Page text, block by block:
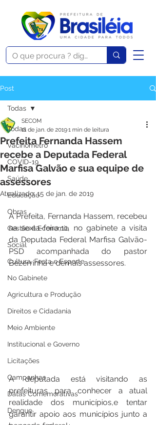
Post
Todas
Vacinômetro
COVID-19
Saúde
Educação
Obras
Gestão e Economia
Social
Cultura, Festa e Esporte
No Gabinete
Agricultura e Produção
Direitos e Cidadania
Meio Ambiente
Institucional e Governo
Licitações
Campanhas
Datas Comemorativas
Dengue
Todas
Prefeita Fernanda Hassem
recebe a Deputada Federal
Marfisa Galvão e sua equipe de
assessores
SECOM
11 de jan. de 20191 min de leitura
Atualizado:15 de jan. de 2019
A Prefeita, Fernanda Hassem, recebeu
na sexta-feira,11, no gabinete a visita
da Deputada Federal Marfisa Galvão-
PSD acompanhada do pastor
Bezerrinha e demais assessores.
A deputada está visitando as
prefeituras para conhecer a atual
realidade dos municípios,e tentar
garantir apoio aos municípios junto a